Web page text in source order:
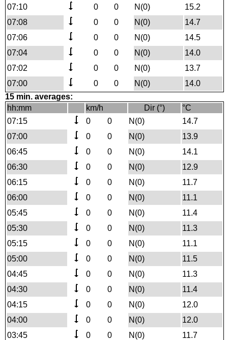
07:10
0 0 N(0)
15.2
07:08
0 0 N(0)
14.7
07:06
0 0 N(0)
14.5
07:04
0 0 N(0)
14.0
07:02
0 0 N(0)
13.7
07:00
0 0 N(0)
14.0
15 min. averages:
hh:mm
km/h Dir (°)
°C
07:15
0 0 N(0)
14.7
07:00
0 0 N(0)
13.9
06:45
0 0 N(0)
14.1
06:30
0 0 N(0)
12.9
06:15
0 0 N(0)
11.7
06:00
0 0 N(0)
11.1
05:45
0 0 N(0)
11.4
05:30
0 0 N(0)
11.3
05:15
0 0 N(0)
11.1
05:00
0 0 N(0)
11.5
04:45
0 0 N(0)
11.3
04:30
0 0 N(0)
11.4
04:15
0 0 N(0)
12.0
04:00
0 0 N(0)
12.0
03:45
0 0 N(0)
11.7